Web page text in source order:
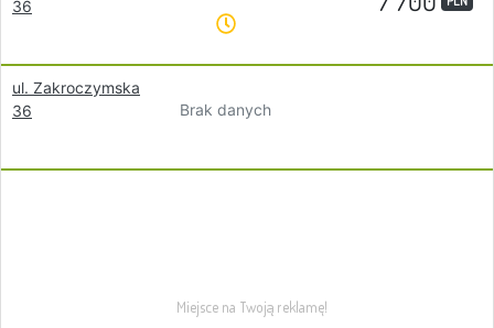
36
ul. Zakroczymska
36
Brak danych